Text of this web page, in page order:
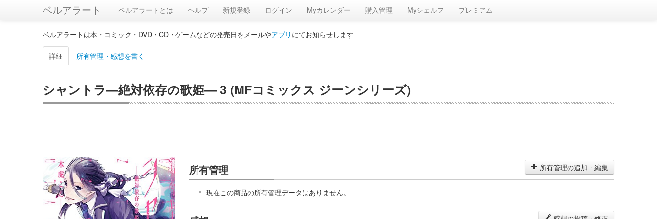
ベルアラート ベルアラートとは ヘルプ 新規登録 ログイン Myカレンダー 購入管理 Myシェルフ プレミアム
ベルアラートは本・コミック・DVD・CD・ゲームなどの発売日をメールやアプリ にてお知らせします
詳細 所有管理・感想を書く
シャントラ―絶対依存の歌姫― 3 (MFコミックス ジーンシリーズ)
所有管理 所有管理の追加・編集
現在この商品の所有管理データはありません。